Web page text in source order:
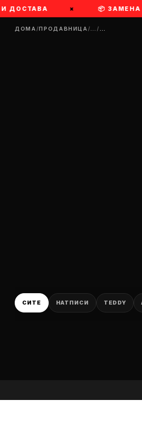
ДОСТАВА × 📦
ДОМА/ПРОДАВНИЦА/…/…
СИТЕ НАТПИСИ TEDDY